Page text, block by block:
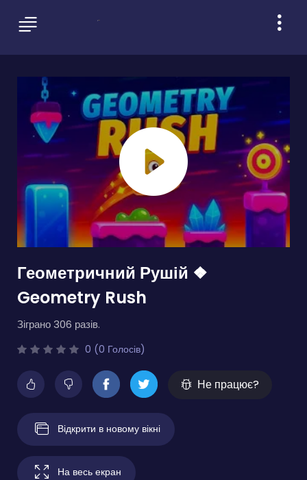
Геометричний Рушій ❖
Geometry Rush
Зіграно 306 разів.
0 (0 Голосів)
Не працює?
Відкрити в новому вікні
На весь екран